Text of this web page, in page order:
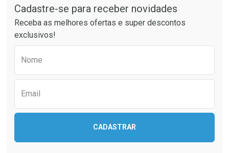
Ativar Desconto
Comprar sem Desconto
Comprar sem Desconto
Por R$ 23,99/cada
Ativar Desconto
Comprar sem Desconto
Comprar sem Desconto
Cadastre-se para receber novidades
Receba as melhores ofertas e super descontos
exclusivos!
Nome
Email
CADASTRAR